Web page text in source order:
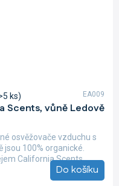
Scents, vůně Ledově
ks)
Do košíku
osvěžovače vzduchu s
100% organické.
California Scents,...
EA009